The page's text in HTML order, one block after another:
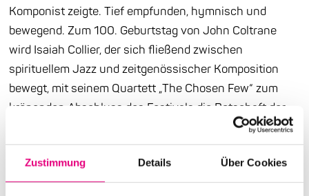
Zustimmung Details Über Cookies
Komponist zeigte. Tief empfunden, hymnisch und
bewegend. Zum 100. Geburtstag von John Coltrane
wird Isaiah Collier, der sich fließend zwischen
spirituellem Jazz und zeitgenössischer Komposition
bewegt, mit seinem Quartett „The Chosen Few“ zum
krönenden Abschluss des Festivals die Botschaft der
Liebe auf die Enjoy Jazz Bühne bringen. Mit kunstvollen
Saxofonläufen voller Dringlichkeit übersetzt Collier, der
sein eigenes Album „Cosmic Transitions“ an Coltranes
Geburtstag mit dem historischen Original-Equipment